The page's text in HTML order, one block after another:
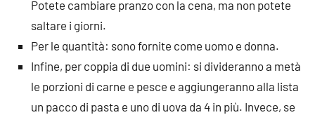
Potete cambiare pranzo con la cena, ma non potete
saltare i giorni.
Per le quantità: sono fornite come uomo e donna.
Infine, per coppia di due uomini: si divideranno a metà
le porzioni di carne e pesce e aggiungeranno alla lista
un pacco di pasta e uno di uova da 4 in più. Invece, se